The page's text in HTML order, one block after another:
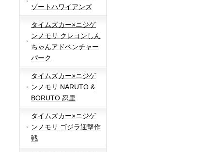
ゾートハワイアンズ
タイムズカー×ニジゲ
ンノモリ クレヨンしん
ちゃんアドベンチャー
パーク
タイムズカー×ニジゲ
ンノモリ NARUTO &
BORUTO 忍里
タイムズカー×ニジゲ
ンノモリ ゴジラ迎撃作
戦